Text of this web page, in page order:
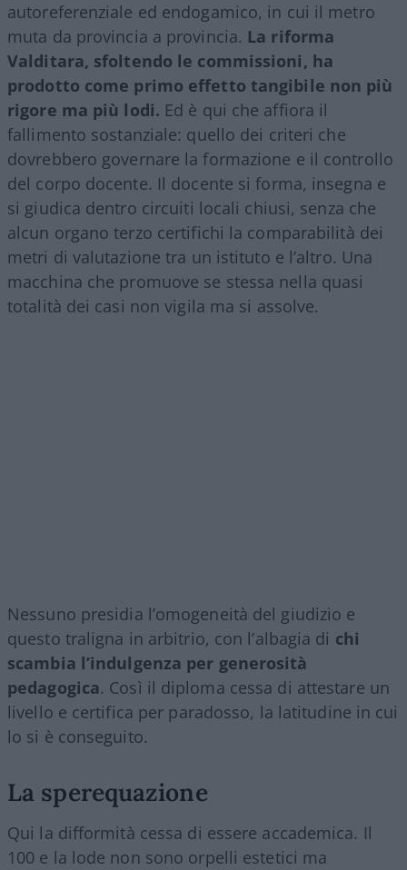
autoreferenziale ed endogamico, in cui il metro
muta da provincia a provincia. La riforma
Valditara, sfoltendo le commissioni, ha
prodotto come primo effetto tangibile non più
rigore ma più lodi. Ed è qui che affiora il
fallimento sostanziale: quello dei criteri che
dovrebbero governare la formazione e il controllo
del corpo docente. Il docente si forma, insegna e
si giudica dentro circuiti locali chiusi, senza che
alcun organo terzo certifichi la comparabilità dei
metri di valutazione tra un istituto e l’altro. Una
macchina che promuove se stessa nella quasi
totalità dei casi non vigila ma si assolve.
Nessuno presidia l’omogeneità del giudizio e
questo traligna in arbitrio, con l’albagia di chi
scambia l’indulgenza per generosità
pedagogica. Così il diploma cessa di attestare un
livello e certifica per paradosso, la latitudine in cui
lo si è conseguito.
La sperequazione
Qui la difformità cessa di essere accademica. Il
100 e la lode non sono orpelli estetici ma